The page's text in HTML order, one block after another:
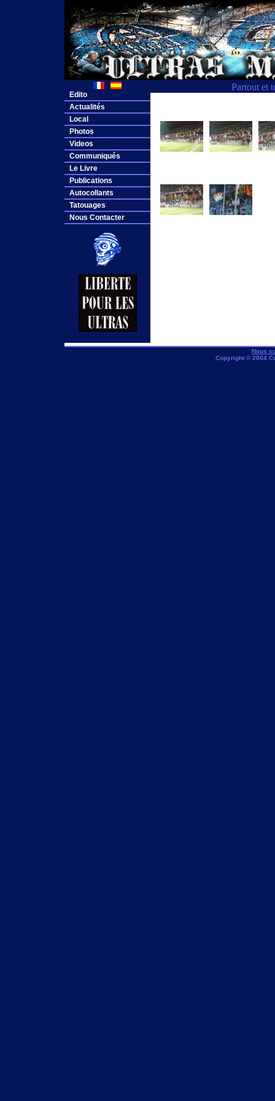
Partout et
Edito
Actualités
Local
Photos
Videos
Communiqués
Le Livre
Publications
Autocollants
Tatouages
Nous Contacter
Nous
Copyright © 2004